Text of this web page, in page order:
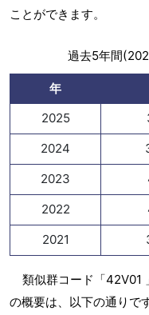
ことができます。
過去5年間
年
2025
2024
2023
2022
2021
類似群コード「42V01
の概要は、以下の通りです